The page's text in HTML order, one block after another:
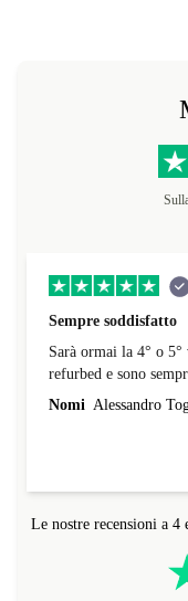
Sempre soddisfatto
Sarà ormai la 4° o
refurbed e sono
prodotti; in alcuni
impercettibili a un
impatto positivo.
Nomi Alessandro
Le nostre recensioni a 4